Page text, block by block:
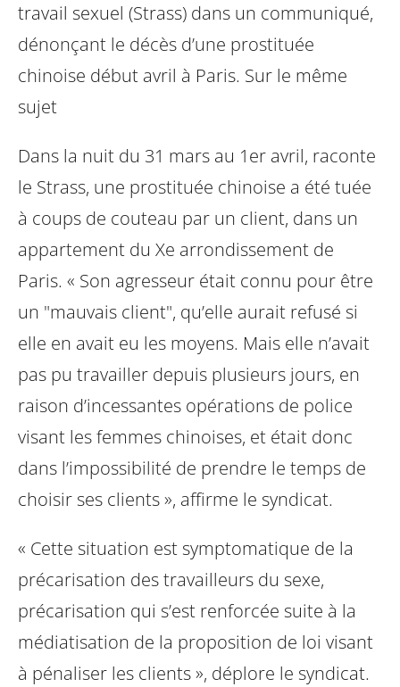
travail sexuel (Strass) dans un communiqué,
dénonçant le décès d’une prostituée
chinoise début avril à Paris. Sur le même
sujet
Dans la nuit du 31 mars au 1er avril, raconte
le Strass, une prostituée chinoise a été tuée
à coups de couteau par un client, dans un
appartement du Xe arrondissement de
Paris. « Son agresseur était connu pour être
un "mauvais client", qu’elle aurait refusé si
elle en avait eu les moyens. Mais elle n’avait
pas pu travailler depuis plusieurs jours, en
raison d’incessantes opérations de police
visant les femmes chinoises, et était donc
dans l’impossibilité de prendre le temps de
choisir ses clients », affirme le syndicat.
« Cette situation est symptomatique de la
précarisation des travailleurs du sexe,
précarisation qui s’est renforcée suite à la
médiatisation de la proposition de loi visant
à pénaliser les clients », déplore le syndicat.